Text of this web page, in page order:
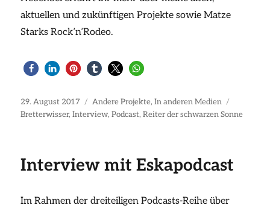
aktuellen und zukünftigen Projekte sowie Matze
Starks Rock’n’Rodeo.
Veröffentlicht
am
29. August 2017 Kategorien
Andere Projekte,In anderen Medien
Bretterwisser,Interview,Podcast,Reiter der schwarzen Sonne
Interview mit Eskapodcast
Im Rahmen der dreiteiligen Podcasts-Reihe über